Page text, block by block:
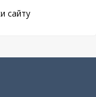
сайту